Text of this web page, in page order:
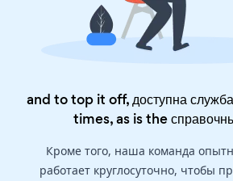
and to top it off, доступна
times, as is the
Кроме того, наша команда
работает круглосуточно, чтобы